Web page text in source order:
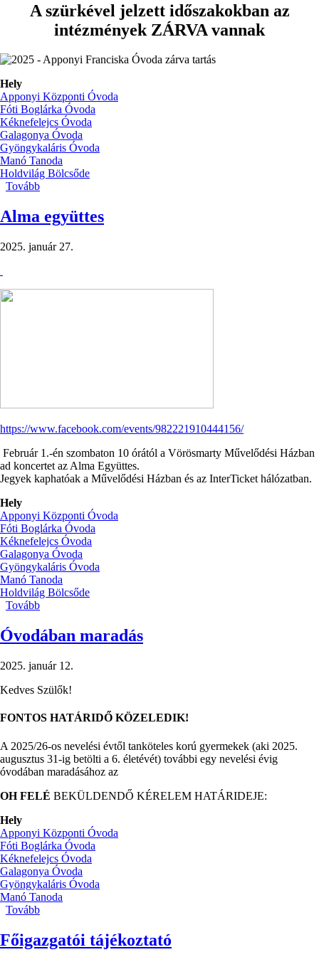
A szürkével jelzett időszakokban az
intézmények ZÁRVA vannak
Hely
Apponyi Központi Óvoda
Fóti Boglárka Óvoda
Kéknefelejcs Óvoda
Galagonya Óvoda
Gyöngykaláris Óvoda
Manó Tanoda
Holdvilág Bölcsőde
Tovább
tartás)
Alma együttes
2025. január 27.
https://www.facebook.com/events/982221910444156/
Február 1.-én szombaton 10 órától a Vörösmarty Művelődési Házban
ad koncertet az Alma Együttes.
Jegyek kaphatóak a Művelődési Házban és az InterTicket hálózatban.
Hely
Apponyi Központi Óvoda
Fóti Boglárka Óvoda
Kéknefelejcs Óvoda
Galagonya Óvoda
Gyöngykaláris Óvoda
Manó Tanoda
Holdvilág Bölcsőde
Tovább
)
Óvodában maradás
2025. január 12.
Kedves Szülők!
FONTOS HATÁRIDŐ KÖZELEDIK!
A 2025/26-os nevelési évtől tanköteles korú gyermekek (aki 2025.
augusztus 31-ig betölti a 6. életévét) további egy nevelési évig
óvodában maradásához az
OH FELÉ BEKÜLDENDŐ KÉRELEM HATÁRIDEJE:
Hely
Apponyi Központi Óvoda
Fóti Boglárka Óvoda
Kéknefelejcs Óvoda
Galagonya Óvoda
Gyöngykaláris Óvoda
Manó Tanoda
Tovább
Főigazgatói tájékoztató